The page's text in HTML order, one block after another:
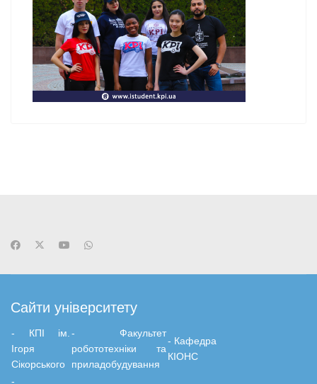
Сайти університету
- КПІ ім.
Ігоря
Сікорського
- Факультет
робототехніки та
приладобудування
- Кафедра
КІОНС
-